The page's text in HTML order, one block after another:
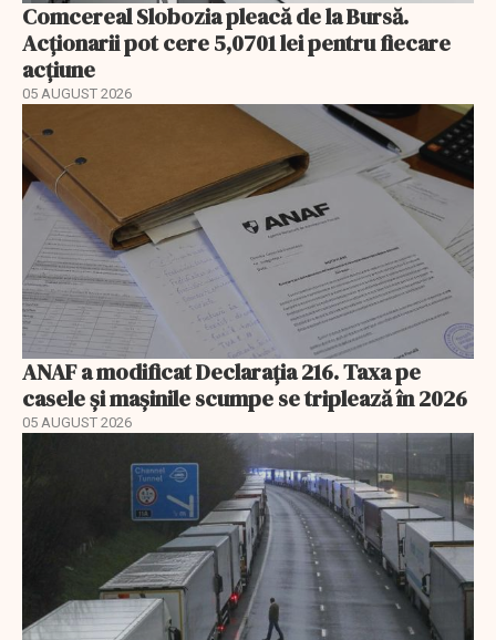
Comcereal Slobozia pleacă de la Bursă.
Acționarii pot cere 5,0701 lei pentru fiecare
acțiune
05 AUGUST 2026
ANAF a modificat Declarația 216. Taxa pe
casele și mașinile scumpe se triplează în 2026
05 AUGUST 2026